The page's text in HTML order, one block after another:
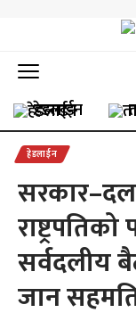
हेडलाईन
हेडलाईन
सर्वदलीय
जान